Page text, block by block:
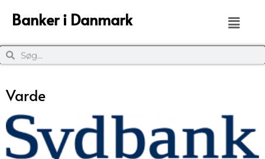
Banker i Danmark
Varde